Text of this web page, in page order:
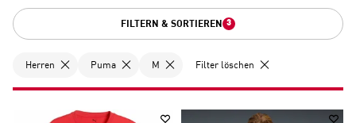
FILTERN & SORTIEREN 3
Herren Puma M Filter löschen